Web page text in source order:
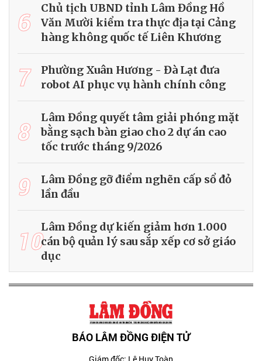
6
Chủ tịch UBND tỉnh Lâm Đồng Hồ
Văn Mười kiểm tra thực địa tại Cảng
hàng không quốc tế Liên Khương
7
Phường Xuân Hương - Đà Lạt đưa
robot AI phục vụ hành chính công
8
Lâm Đồng quyết tâm giải phóng mặt
bằng sạch bàn giao cho 2 dự án cao
tốc trước tháng 9/2026
9
Lâm Đồng gỡ điểm nghẽn cấp sổ đỏ
lần đầu
10Lâm Đồng dự kiến giảm hơn 1.000
cán bộ quản lý sau sắp xếp cơ sở giáo
dục
BÁO LÂM ĐỒNG ĐIỆN TỬ